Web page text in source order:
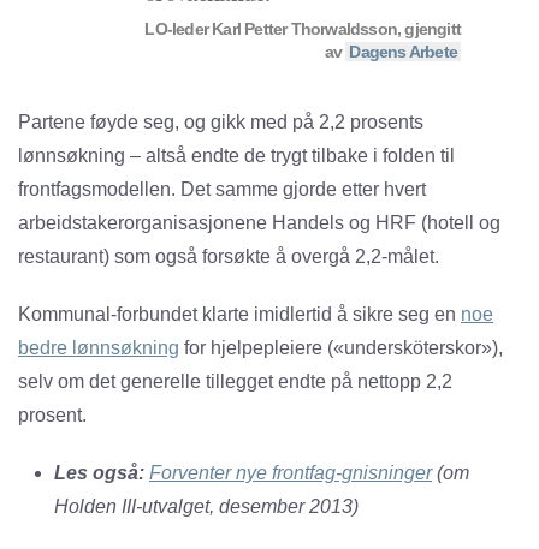
LO-lederKarl Petter Thorwaldsson, gjengitt
av Dagens Arbete
Partene føyde seg, og gikk med på 2,2 prosents
lønnsøkning – altså endte de trygt tilbake i folden til
frontfagsmodellen. Det samme gjorde etter hvert
arbeidstakerorganisasjonene Handels og HRF (hotell og
restaurant) som også forsøkte å overgå 2,2-målet.
Kommunal-forbundet klarte imidlertid å sikre seg en noe
bedre lønnsøkning for hjelpepleiere («undersköterskor»),
selv om det generelle tillegget endte på nettopp 2,2
prosent.
Les også: Forventer nye frontfag-gnisninger(om
Holden III-utvalget, desember 2013)